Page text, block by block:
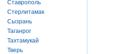
Ставрополь
Стерлитамак
Сызрань
Таганрог
Тахтамукай
Тверь